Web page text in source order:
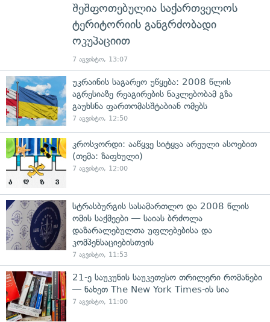
შეშფოთებულია საქართველოს
ტერიტორიის განგრძობადი
ოკუპაციით
7 აგვისტო, 13:07
უკრაინის საგარეო უწყება: 2008 წლის
აგრესიაზე რეაგირების ნაკლებობამ გზა
გაუხსნა ფართომასშტაბიან ომებს
7 აგვისტო, 12:50
კროსვორდი: ააწყვე სიტყვა არეული ასოებით
(თემა: ზაფხული)
7 აგვისტო, 12:00
სტრასბურგის სასამართლო და 2008 წლის
ომის საქმეები — საიას ბრძოლა
დაზარალებულთა უფლებებისა და
კომპენსაციებისთვის
7 აგვისტო, 11:53
21-ე საუკუნის საუკეთესო თრილერი რომანები
— ნახეთ The New York Times-ის სია
7 აგვისტო, 11:00